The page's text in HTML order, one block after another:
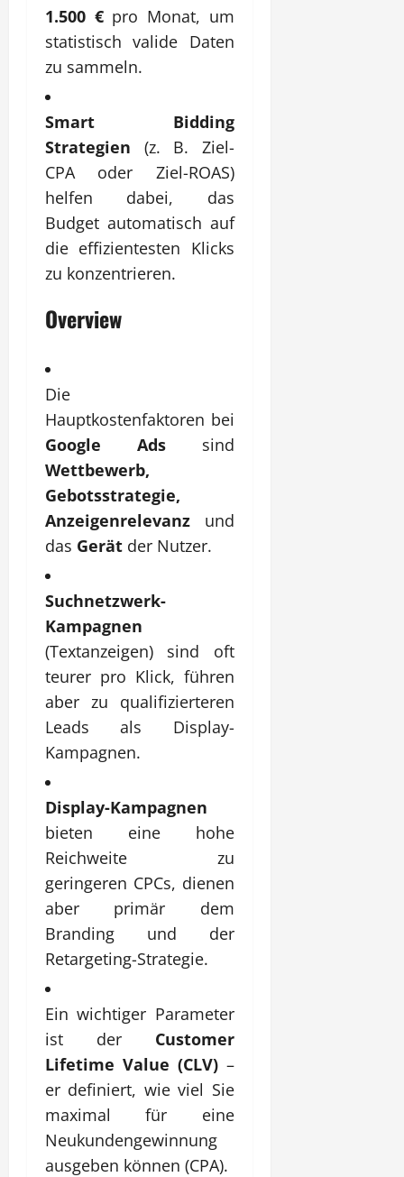
1.500 €pro Monat, um
statistisch valide Daten
zu sammeln.
Smart Bidding
Strategien (z. B. Ziel-
CPA oder Ziel-ROAS)
helfen dabei, das
Budget automatisch auf
die effizientesten Klicks
zu konzentrieren.
Overview
Die
Hauptkostenfaktoren bei
Google Adssind
Wettbewerb,
Gebotsstrategie,
Anzeigenrelevanz und
das Gerät der Nutzer.
Suchnetzwerk-
Kampagnen
(Textanzeigen) sind oft
teurer pro Klick, führen
aber zu qualifizierteren
Leads als Display-
Kampagnen.
Display-Kampagnen
bieten eine hohe
Reichweite zu
geringeren CPCs, dienen
aber primär dem
Branding und der
Retargeting-Strategie.
Ein wichtiger Parameter
ist der Customer
Lifetime Value (CLV)–
er definiert, wie viel Sie
maximal für eine
Neukundengewinnung
ausgeben können (CPA).